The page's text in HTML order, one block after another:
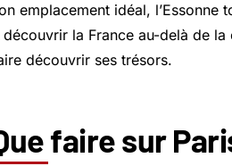
emplacement idéal,
découvrir la France au-delà de la
découvrir ses trésors.
faire sur